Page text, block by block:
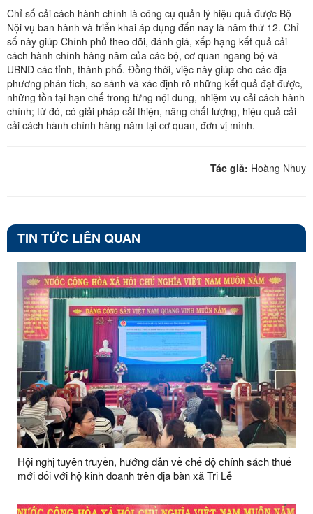
Chỉ số cải cách hành chính là công cụ quản lý hiệu quả được Bộ
Nội vụ ban hành và triển khai áp dụng đến nay là năm thứ 12. Chỉ
số này giúp Chính phủ theo dõi, đánh giá, xếp hạng kết quả cải
cách hành chính hàng năm của các bộ, cơ quan ngang bộ và
UBND các tỉnh, thành phố. Đồng thời, việc này giúp cho các địa
phương phân tích, so sánh và xác định rõ những kết quả đạt được,
những tồn tại hạn chế trong từng nội dung, nhiệm vụ cải cách hành
chính; từ đó, có giải pháp cải thiện, nâng chất lượng, hiệu quả cải
cải cách hành chính hàng năm tại cơ quan, đơn vị mình.
Tác giả: Hoàng Nhuỵ
TIN TỨC LIÊN QUAN
Hội nghị tuyên truyền, hướng dẫn về chế độ chính sách thuế
mới đối với hộ kinh doanh trên địa bàn xã Tri Lễ